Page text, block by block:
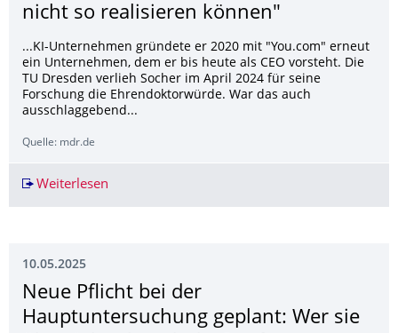
nicht so realisieren können"
...KI-Unternehmen gründete er 2020 mit "You.com" erneut
ein Unternehmen, dem er bis heute als CEO vorsteht. Die
TU Dresden verlieh Socher im April 2024 für seine
Forschung die Ehrendoktorwürde. War das auch
ausschlaggebend...
Quelle: mdr.de
Weiterlesen
10.05.2025
Neue Pflicht bei der
Hauptuntersuchung geplant: Wer sie